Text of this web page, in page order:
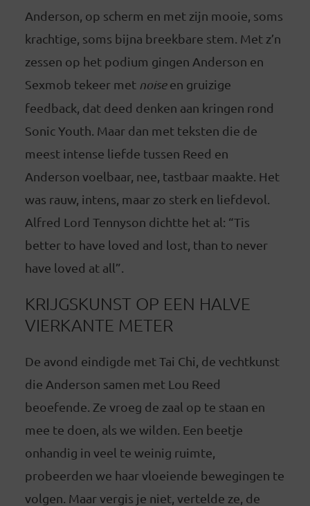
Anderson, op scherm en met zijn mooie, soms
krachtige, soms bijna breekbare stem. Met z’n
zessen op het podium gingen Anderson en
Sexmob tekeer met noiseen gruizige
feedback, dat deed denken aan kringen rond
Sonic Youth. Maar dan met teksten die de
meest intense liefde tussen Reed en
Anderson voelbaar, nee, tastbaar maakte. Het
was rauw, intens, maar zo sterk en liefdevol.
Alfred Lord Tennyson dichtte het al: “Tis
better to have loved and lost, than to never
have loved at all”.
KRIJGSKUNST OP EEN HALVE
VIERKANTE METER
De avond eindigde met Tai Chi, de vechtkunst
die Anderson samen met Lou Reed
beoefende. Ze vroeg de zaal op te staan en
mee te doen, als we wilden. Een beetje
onhandig in veel te weinig ruimte,
probeerden we haar vloeiende bewegingen te
volgen. Maar vergis je niet, vertelde ze, de